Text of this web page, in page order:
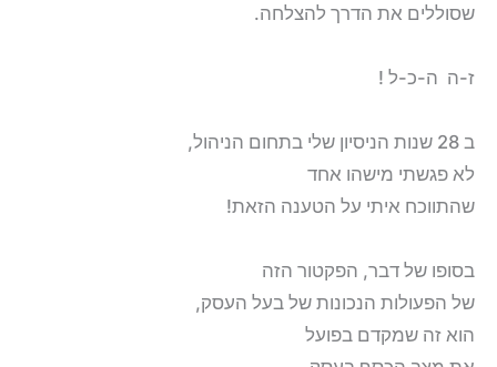
שסוללים את הדרך להצלחה.
ז-ה ה-כ-ל !
ב 28 שנות הניסיון שלי בתחום הניהול,
לא פגשתי מישהו אחד
שהתווכח איתי על הטענה הזאת!
בסופו של דבר, הפקטור הזה
של הפעולות הנכונות של בעל העסק,
הוא זה שמקדם בפועל